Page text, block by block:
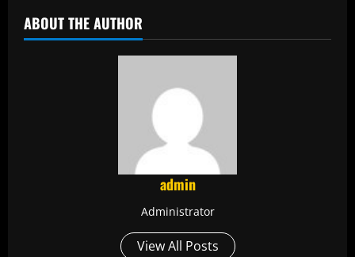
ABOUT THE AUTHOR
admin
Administrator
View All Posts